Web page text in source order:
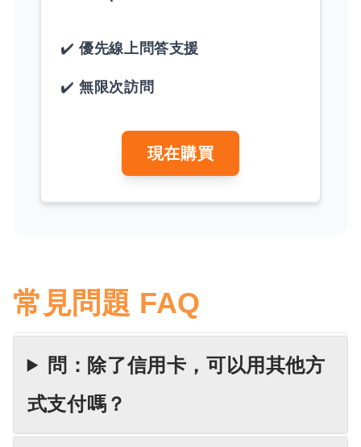
優先線上問答支援
無限次訪問
現在購買
常見問題 FAQ
問：除了信用卡，可以用其他方
式支付嗎？